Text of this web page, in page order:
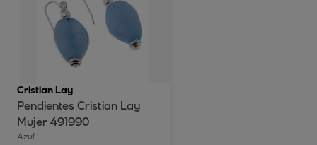
Cristian Lay
Pendientes Cristian Lay
Mujer 491990
Azul